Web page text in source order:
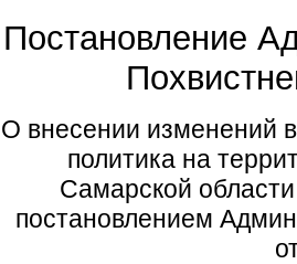
Постановление
О внесении изменений
политика на
Самарской
постановлением